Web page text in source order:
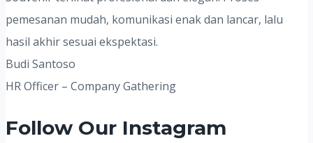
pemesanan mudah, komunikasi enak dan lancar, lalu
hasil akhir sesuai ekspektasi.
Budi Santoso
HR Officer – Company Gathering
Follow Our Instagram